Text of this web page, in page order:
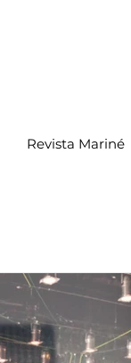
Revista Mariné